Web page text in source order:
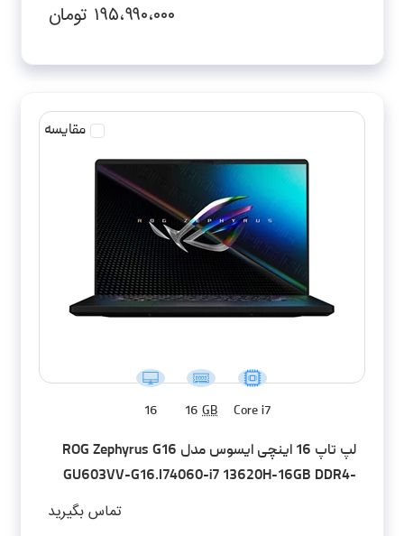
۱۹۵،۹۹۰،۰۰۰ تومان
مقایسه
Core i7
16 GB
16
لپ تاپ 16 اینچی ایسوس مدل ROG Zephyrus G16
GU603VV-G16.I74060-i7 13620H-16GB DDR4-
تماس بگیرید